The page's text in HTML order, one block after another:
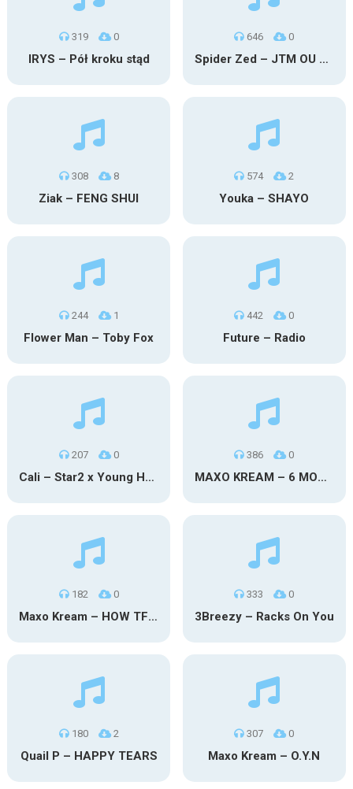
319 0
IRYS – Pół kroku stąd
646 0
Spider Zed – JTM OU TG
308 8
Ziak – FENG SHUI
574 2
Youka – SHAYO
244 1
Flower Man – Toby Fox
442 0
Future – Radio
207 0
Cali – Star2 x Young Henny
386 0
MAXO KREAM – 6 MONTHS CLEAN
182 0
Maxo Kream – HOW TF I’M LUCKY
333 0
3Breezy – Racks On You
180 2
Quail P – HAPPY TEARS
307 0
Maxo Kream – O.Y.N